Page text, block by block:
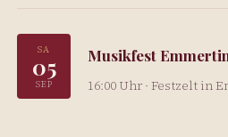
SA
05
SEP
Musikfest
16:00 Uhr · Festzelt in